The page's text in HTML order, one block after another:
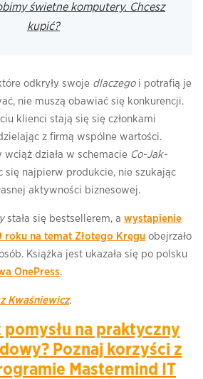
świetne komputery. Chcesz
kupić?
odkryły swoje dlaczegoi potrafią je
nie muszą obawiać się konkurencji.
klienci stają się się członkami
z firmą wspólne wartości.
działa w schemacie Co-Jak-
się najpierw produkcie, nie szukając
aktywności biznesowej.
stała się bestsellerem, a wystąpienie
roku na temat Złotego Kręgu obejrzało
Książka jest ukazała się po polsku
OnePress.
Kwaśniewicz.
pomysłu na praktyczny
Poznaj korzyści z
Mastermind IT